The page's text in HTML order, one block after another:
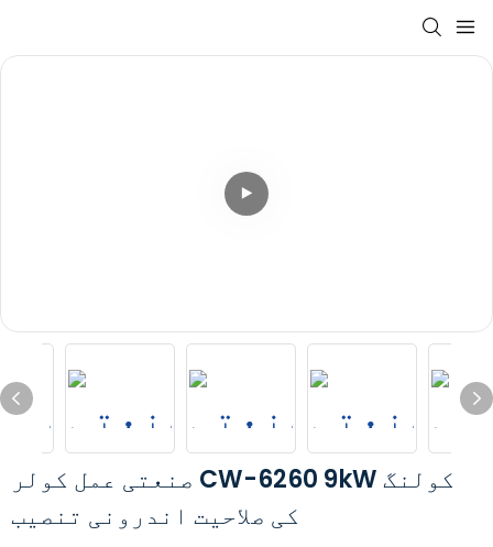
صنعتی عمل کولر CW-6260 9kW کولنگ
کی صلاحیت اندرونی تنصیب